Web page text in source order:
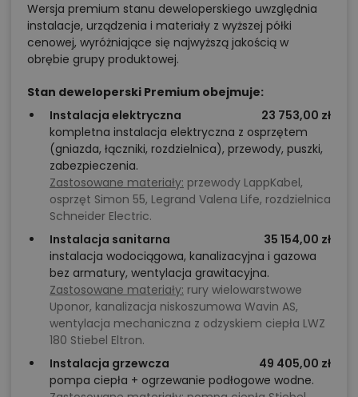
Wersja premium stanu deweloperskiego uwzględnia
instalacje, urządzenia i materiały z wyższej półki
cenowej, wyróżniające się najwyższą jakością w
obrębie grupy produktowej.
Stan deweloperski Premium obejmuje:
Instalacja elektryczna
23 753,00 zł
kompletna instalacja elektryczna z osprzętem
(gniazda, łączniki, rozdzielnica), przewody, puszki,
zabezpieczenia.
Zastosowane materiały: przewody LappKabel,
osprzęt Simon 55, Legrand Valena Life, rozdzielnica
Schneider Electric.
Instalacja sanitarna
35 154,00 zł
instalacja wodociągowa, kanalizacyjna i gazowa
bez armatury, wentylacja grawitacyjna.
Zastosowane materiały: rury wielowarstwowe
Uponor, kanalizacja niskoszumowa Wavin AS,
wentylacja mechaniczna z odzyskiem ciepła LWZ
180 Stiebel Eltron.
Instalacja grzewcza
49 405,00 zł
pompa ciepła + ogrzewanie podłogowe wodne.